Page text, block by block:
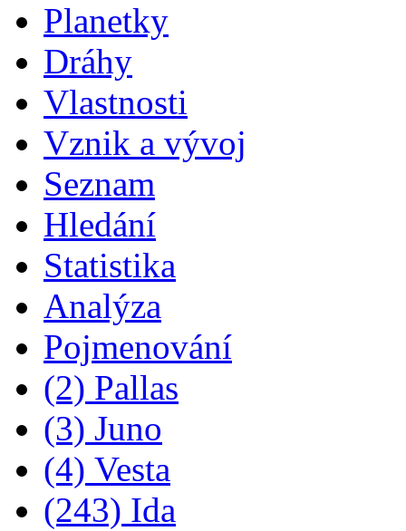
Planetky
Dráhy
Vlastnosti
Vznik a vývoj
Seznam
Hledání
Statistika
Analýza
Pojmenování
(2) Pallas
(3) Juno
(4) Vesta
(243) Ida